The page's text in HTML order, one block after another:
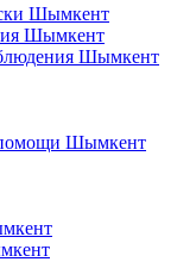
Шымкент
Шымкент
Шымкент
помощи Шымкент